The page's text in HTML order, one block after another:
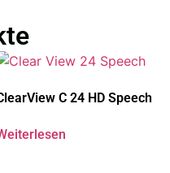
C 24 HD Speech